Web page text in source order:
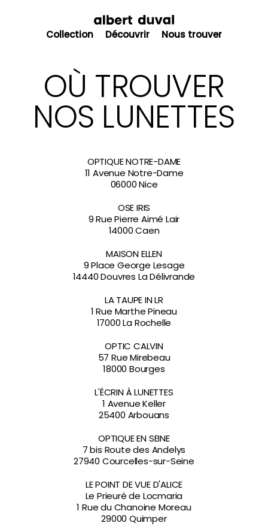
améliorer votre expérience sur le site. Lire
politique de confidentialité.
Collection Découvrir Nous trouver
OÙ TROUVER
NOS LUNETTES
OPTIQUE NOTRE-DAME
11 Avenue Notre-Dame
06000 Nice
OSE IRIS
9 Rue Pierre Aimé Lair
14000 Caen
MAISON ELLEN
9 Place George Lesage
14440 Douvres La Délivrande
LA TAUPE IN LR
1 Rue Marthe Pineau
17000 La Rochelle
OPTIC CALVIN
57 Rue Mirebeau
18000 Bourges
L'ÉCRIN À LUNETTES
1 Avenue Keller
25400 Arbouans
OPTIQUE EN SEINE
7 bis Route des Andelys
27940 Courcelles-sur-Seine
LE POINT DE VUE D'ALICE
Le Prieuré de Locmaria
1 Rue du Chanoine Moreau
29000 Quimper